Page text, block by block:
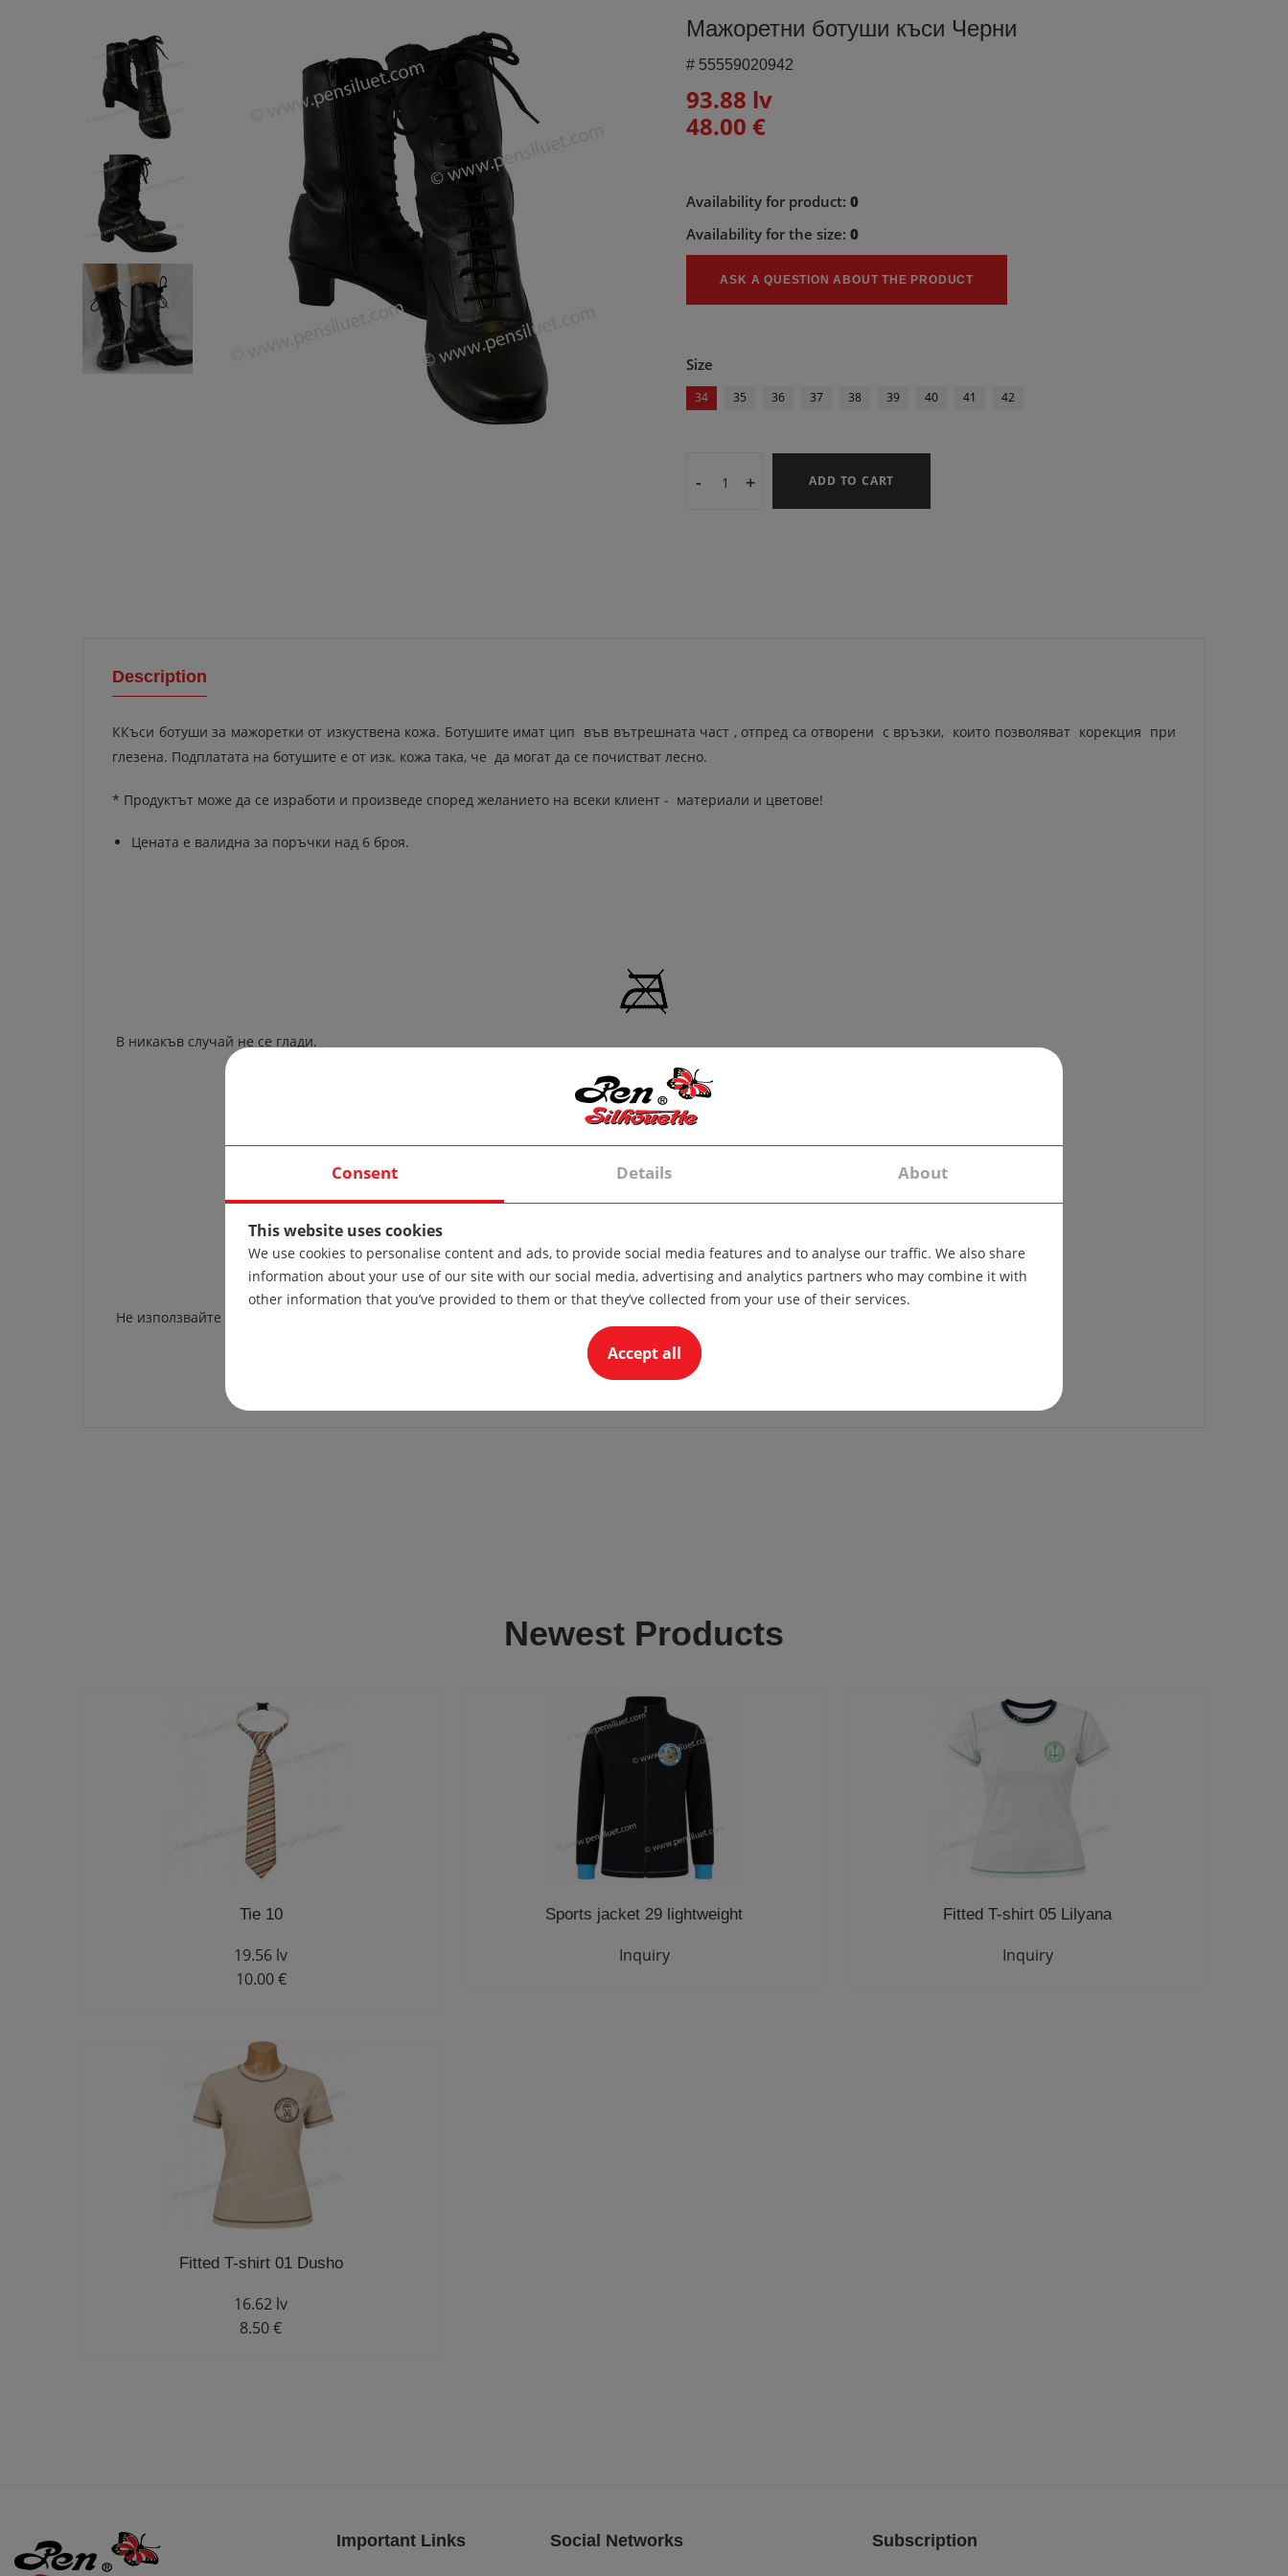
Мажоретни ботуши къси Черни
# 55559020942
93.88 lv
48.00 €
Availability for product:0
Availability for the size:0
ASK A QUESTION ABOUT THE PRODUCT
Size
34 35 36 37 38 39 40 41 42
- + ADD TO CART
Description
ККъси ботуши за мажоретки от изкуствена кожа. Ботушите имат цип във вътрешната част , отпред са отворени с връзки, които позволяват корекция при
глезена. Подплатата на ботушите е от изк. кожа така, че да могат да се почистват лесно.
* Продуктът може да се изработи и произведе според желанието на всеки клиент - материали и цветове!
Цената е валидна за поръчки над 6 броя.
В никакъв случай не се глади.
Не използвайте белина.
Newest Products
Tie 10
19.56 lv
10.00 €
Sports jacket 29 lightweight
Inquiry
Fitted T-shirt 05 Lilyana
Inquiry
Fitted T-shirt 01 Dusho
16.62 lv
8.50 €
Important Links Social Networks Subscription
Consent Details About
This website uses cookies
We use cookies to personalise content and ads, to provide social media features and to analyse our traffic. We also share
information about your use of our site with our social media, advertising and analytics partners who may combine it with
other information that you’ve provided to them or that they’ve collected from your use of their services.
Accept all